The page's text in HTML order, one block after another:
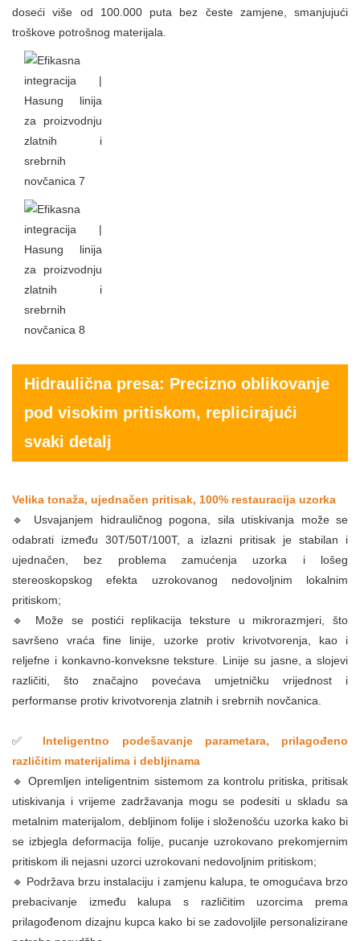
doseći više od 100.000 puta bez česte zamjene, smanjujući
troškove potrošnog materijala.
Hidraulična presa: Precizno oblikovanje
pod visokim pritiskom, replicirajući
svaki detalj
Velika tonaža, ujednačen pritisak, 100% restauracija uzorka
🔹 Usvajanjem hidrauličnog pogona, sila utiskivanja može se
odabrati između 30T/50T/100T, a izlazni pritisak je stabilan i
ujednačen, bez problema zamućenja uzorka i lošeg
stereoskopskog efekta uzrokovanog nedovoljnim lokalnim
pritiskom;
🔹 Može se postići replikacija teksture u mikrorazmjeri, što
savršeno vraća fine linije, uzorke protiv krivotvorenja, kao i
reljefne i konkavno-konveksne teksture. Linije su jasne, a slojevi
različiti, što značajno povećava umjetničku vrijednost i
performanse protiv krivotvorenja zlatnih i srebrnih novčanica.
✅ Inteligentno podešavanje parametara, prilagođeno
različitim materijalima i debljinama
🔹 Opremljen inteligentnim sistemom za kontrolu pritiska, pritisak
utiskivanja i vrijeme zadržavanja mogu se podesiti u skladu sa
metalnim materijalom, debljinom folije i složenošću uzorka kako bi
se izbjegla deformacija folije, pucanje uzrokovano prekomjernim
pritiskom ili nejasni uzorci uzrokovani nedovoljnim pritiskom;
🔹 Podržava brzu instalaciju i zamjenu kalupa, te omogućava brzo
prebacivanje između kalupa s različitim uzorcima prema
prilagođenom dizajnu kupca kako bi se zadovoljile personalizirane